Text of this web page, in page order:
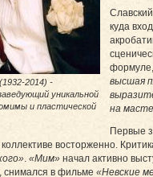
2014) -
уникальной
и пластической
куда
высшая
на
Первые
восторженно.
. «Мим» начал активно
снимался в фильме «Невские